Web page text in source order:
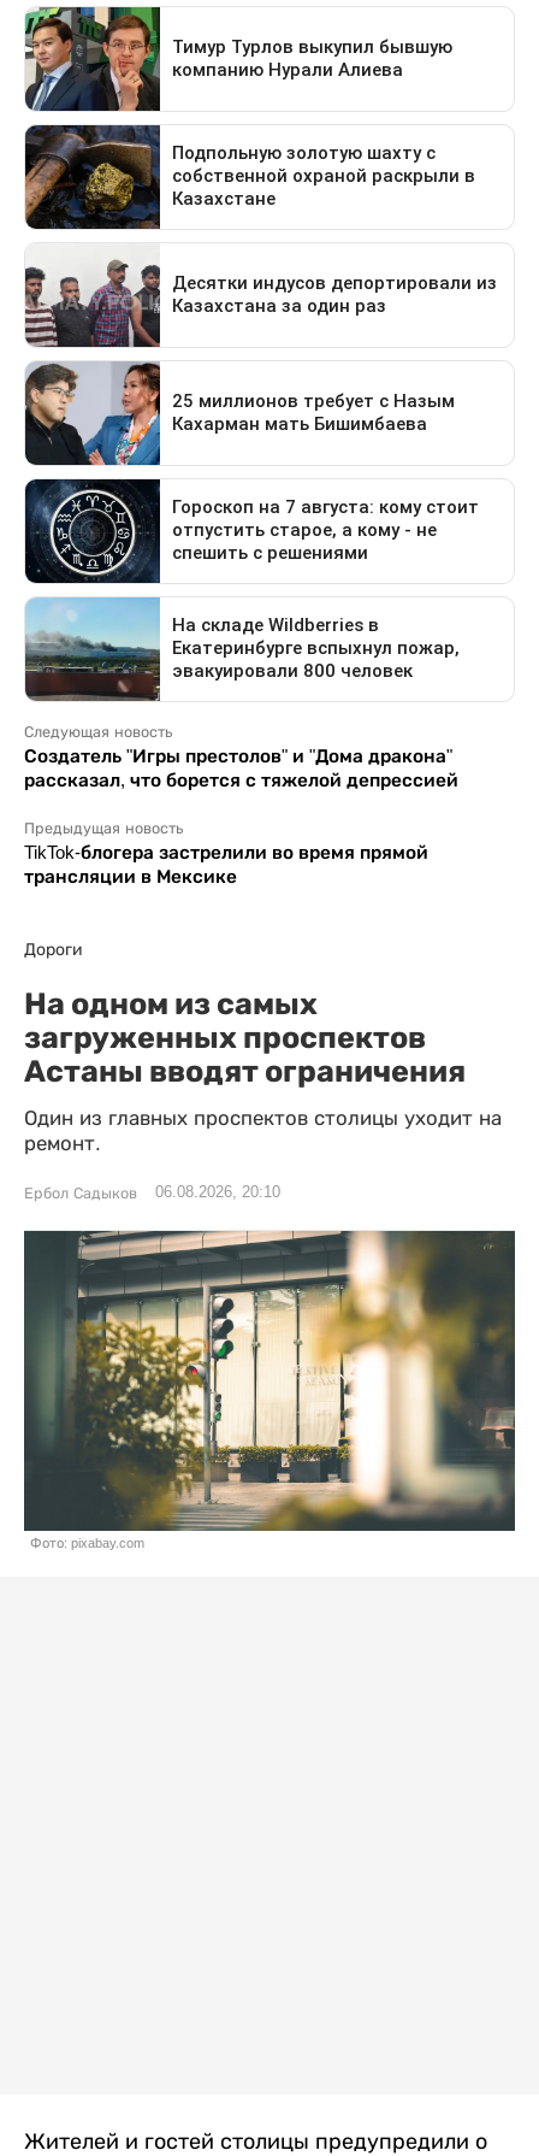
Следующая новость
Создатель "Игры престолов" и "Дома дракона"
рассказал, что борется с тяжелой депрессией
Предыдущая новость
TikTok-блогера застрелили во время прямой
трансляции в Мексике
Дороги
На одном из самых
загруженных проспектов
Астаны вводят ограничения
Один из главных проспектов столицы уходит на
ремонт.
Ербол Садыков 06.08.2026, 20:10
Фото: pixabay.com
Жителей и гостей столицы предупредили о